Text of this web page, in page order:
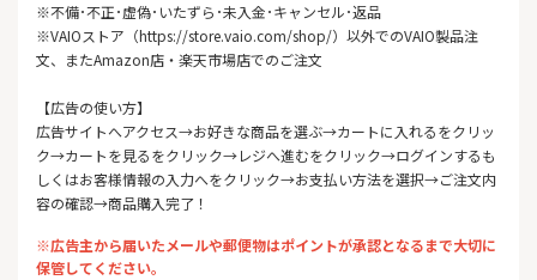
※不備･不正･虚偽･いたずら･未入金･キャンセル･返品
※VAIOストア（https://store.vaio.com/shop/）以外でのVAIO製品注
文、またAmazon店・楽天市場店でのご注文
【広告の使い方】
広告サイトへアクセス→お好きな商品を選ぶ→カートに入れるをクリッ
ク→カートを見るをクリック→レジへ進むをクリック→ログインするも
しくはお客様情報の入力へをクリック→お支払い方法を選択→ご注文内
容の確認→商品購入完了！
※広告主から届いたメールや郵便物はポイントが承認となるまで大切に
保管してください。